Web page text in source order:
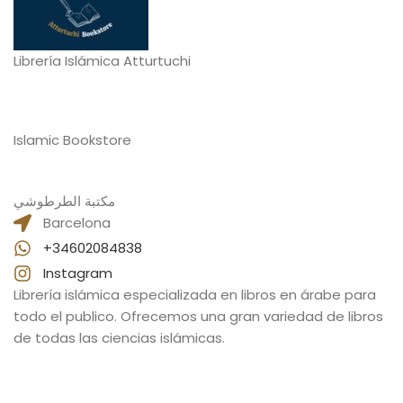
Librería Islámica Atturtuchi
Islamic Bookstore
مكتبة الطرطوشي
Barcelona
+34602084838
Instagram
Librería islámica especializada en libros en árabe para
todo el publico. Ofrecemos una gran variedad de libros
de todas las ciencias islámicas.